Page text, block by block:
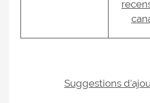
Suggestions